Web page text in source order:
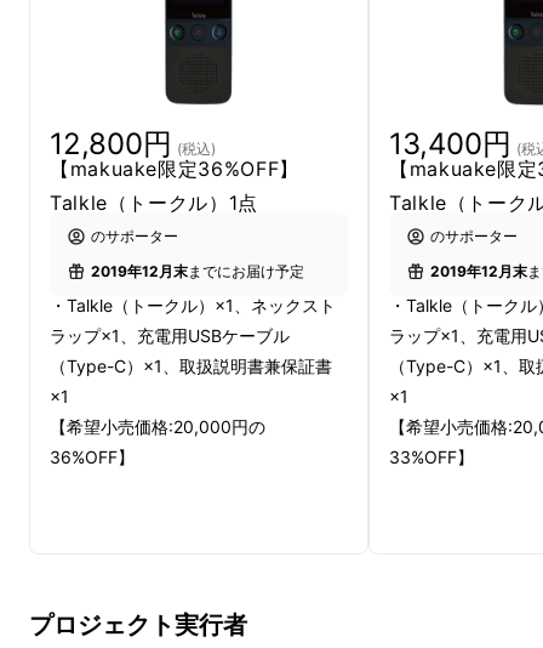
●内蔵カメラで簡単撮影！写真の文字を自動で
翻訳（スキャン翻訳機能）します。オート
フォーカスだから取り損ねも防ぎます。（オン
ライン時26言語対応）
12,800円 (税込)
【makuake限定36%OFF】
Talkle（トークル）1点
のサポーター
2019年12月末までにお届け予定
・Talkle（トークル）×1、ネックスト
ラップ×1、充電用USBケーブル
（Type-C）×1、取扱説明書兼保証書
×1
【希望小売価格:20,000円の
36%OFF】
13,400円 (税
【makuake限
Talkle（トーク
のサポーター
2019年12月末
・Talkle（トーク
ラップ×1、充電用
（Type-C）×1、
×1
【希望小売価格
33%OFF】
プロジェクト実行者